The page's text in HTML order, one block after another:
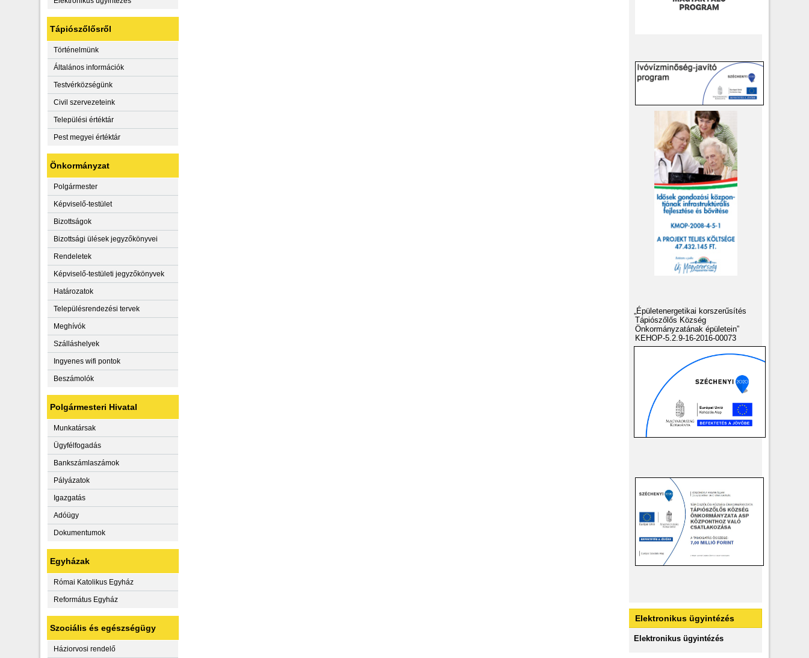
Tápiószőlősről
Történelmünk
Általános információk
Testvérközségünk
Civil szervezeteink
Települési értéktár
Pest megyei értéktár
Önkormányzat
Polgármester
Képviselő-testület
Bizottságok
Bizottsági ülések jegyzőkönyvei
Rendeletek
Képviselő-testületi jegyzőkönyvek
Határozatok
Településrendezési tervek
Meghívók
Szálláshelyek
Ingyenes wifi pontok
Beszámolók
Polgármesteri Hivatal
Munkatársak
Ügyfélfogadás
Bankszámlaszámok
Pályázatok
Igazgatás
Adóügy
Dokumentumok
Egyházak
Római Katolikus Egyház
Református Egyház
Szociális és egészségügy
Háziorvosi rendelő
„Épületenergetikai korszerűsítés
Tápiószőlős Község
Önkormányzatának épületein”
KEHOP-5.2.9-16-2016-00073
Elektronikus ügyintézés
Elektronikus ügyintézés